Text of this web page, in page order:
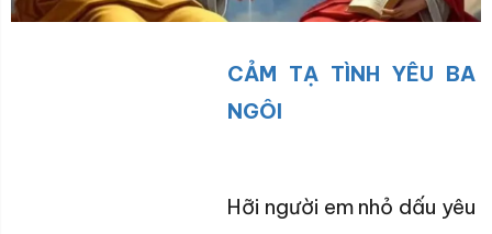
CẢM TẠ TÌNH YÊU BA
NGÔI
Hỡi người em nhỏ dấu yêu